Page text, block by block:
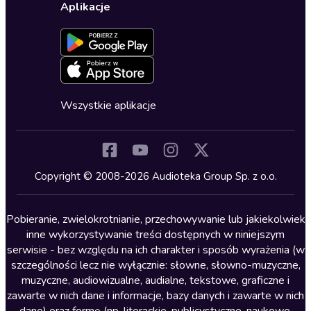
Dla młodzieży
Kryminały
Lektury szkolne
Literatura anglojęzyczna
Literatura faktu
Literatura obyczajowa
Literatura piękna obca
Ustawienia prywatności
Formularz zgłaszania nielegalnych treści
Deklaracja dostępności
Oferta dla firm i bibliotek
Dołącz do newslettera
Blog
Zapowiedzi
Cykle audiobooków
Aplikacje
Wszystkie aplikacje
Copyright © 2008-2026 Audioteka Group Sp. z o.o.
Pobieranie, zwielokrotnianie, przechowywanie lub jakiekolwiek
inne wykorzystywanie treści dostępnych w niniejszym
serwisie - bez względu na ich charakter i sposób wyrażenia (w
szczególności lecz nie wyłącznie: słowne, słowno-muzyczne,
muzyczne, audiowizualne, audialne, tekstowe, graficzne i
zawarte w nich dane i informacje, bazy danych i zawarte w nich